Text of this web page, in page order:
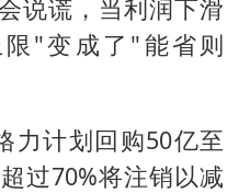
说谎，当利润下滑
限"变成了"能省则
力计划回购50亿至
过70%将注销以减